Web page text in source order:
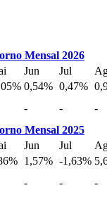
Mensal 2026
Jun Jul
0,54% 0,47%
- -
-
Mensal 2025
Jun Jul
1,57% -1,63%
- -
-